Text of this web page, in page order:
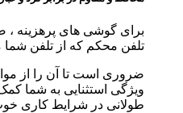
برای گوشی های پرهزینه
تلفن محکم که از تلفن
ضروری است تا آن را از
ویژگی استثنایی به شما
طولانی در شرایط کاری